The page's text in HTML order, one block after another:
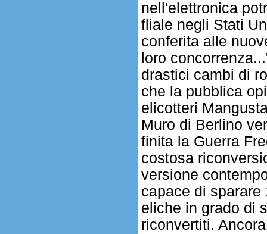
nell'elettronica
fliale negli Stati
conferita alle
loro
drastici cambi di
che la pubblica
elicotteri
Muro di Berlino
finita la Guerra
costosa
versione
capace di
eliche in grado di
riconvertiti.